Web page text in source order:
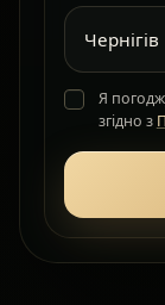
Я
згідно з